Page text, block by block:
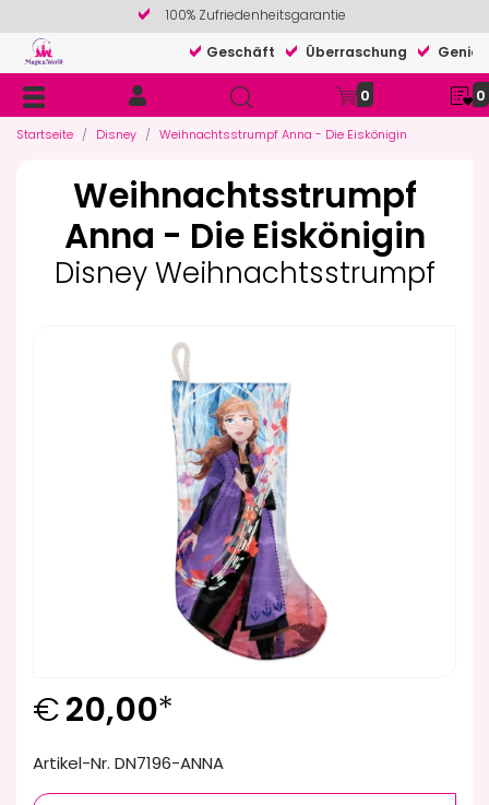
100% Zufriedenheitsgarantie
Geschäft
Überraschung
0 0
Startseite Disney Weihnachtsstrumpf Anna - Die Eiskönigin
Weihnachtsstrumpf
Anna - Die Eiskönigin
Disney Weihnachtsstrumpf
€20,00*
Artikel-Nr. DN7196-ANNA